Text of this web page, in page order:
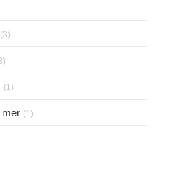
(3)
(1)
mer (1)